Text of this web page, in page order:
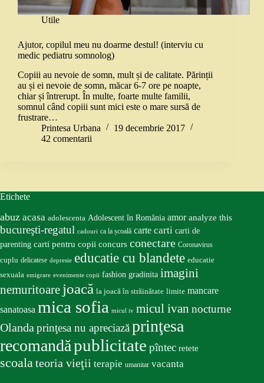
Utile
Ajutor, copilul meu nu doarme destul! (interviu cu
medic pediatru somnolog)
Copiii au nevoie de somn, mult și de calitate. Părinții
au și ei nevoie de somn, măcar 6-7 ore pe noapte,
chiar și întrerupt. În multe, foarte multe familii,
somnul când copiii sunt mici este o mare sursă de
frustrare…
Printesa Urbana
19 decembrie 2017
42 comentarii
Etichete
abuz acasa adolescenta Adolescent în România amor analyze this
bucureşti-regatul cadouri ca la școală carte carti carti de
parenting carti pentru copii concurs conectare Coronavirus
cuplu delicatese depresie educatie cu blandete educatie
sexuala emigrare evenimente copii fashion gradinita imagini
nemuritoare joacă la joacă în străinătate limite mancare
sanatoasa mica sofia micul iv micul ivan nocturne
Olandaprinţesa nu apreciazăprinţesa
recomandăpublicitate pîntec retete
scoalateoria vieţii terapie umanitar vacanta